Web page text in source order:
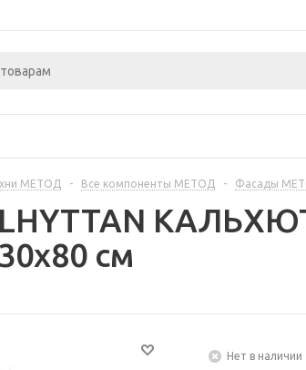
МЕТОД - Все компоненты МЕТОД - Фасады
см
Нет в наличии